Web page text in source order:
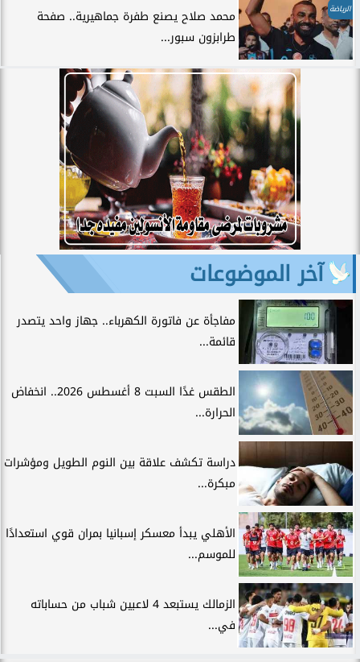
الرياضة
محمد صلاح يصنع طفرة جماهيرية.. صفحة
طرابزون سبور...
آخر الموضوعات
مفاجأة عن فاتورة الكهرباء.. جهاز واحد يتصدر
قائمة...
الطقس غدًا السبت 8 أغسطس 2026.. انخفاض
الحرارة...
دراسة تكشف علاقة بين النوم الطويل ومؤشرات
مبكرة...
الأهلي يبدأ معسكر إسبانيا بمران قوي استعدادًا
للموسم...
الزمالك يستبعد 4 لاعبين شباب من حساباته
في...